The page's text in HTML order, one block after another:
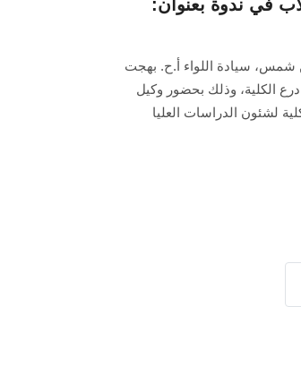
في ندوة بعنوان:
شمس، سيادة اللواء أ.ح. بهجت
الكلية، وذلك بحضور وكيل
لشئون الدراسات العليا